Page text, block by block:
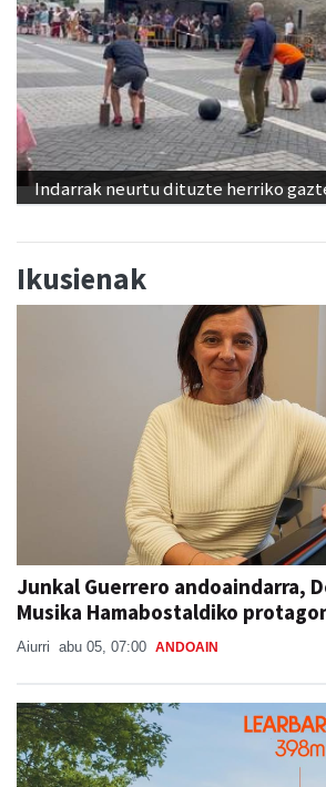
Indarrak neurtu dituzte herriko
Ikusienak
Junkal Guerrero andoaindarra,
Musika Hamabostaldiko
Aiurri abu 05, 07:00 ANDOAIN